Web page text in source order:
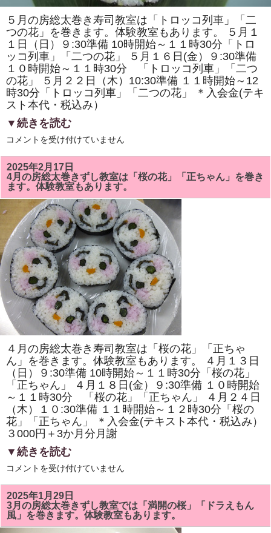
験
教
室
も
あ
り
ま
す。
は
５月の房総太巻き寿司教室は「トロッコ列車」「二
つの花」を巻きます。体験教室もあります。 ５月１
１日（日）９:30準備 10時開始～１１時30分「トロ
ッコ列車」「二つの花」 ５月１６日(金）９:30準備
１０時開始～１１時30分 「トロッコ列車」「二つ
の花」 ５月２２日（木）10:30準備 １１時開始～12
時30分「トロッコ列車」「二つの花」 ＊入会金(テキ
スト本代・税込み）
▼続きを読む
5
の
房
総
太
巻
き
し
室
で
は
「ト
ロ
ッ
コ
列
車」
「二
つ
の
花」
を
巻
き
ま
す。
体
教
室
も
あ
り
す。
コメントを受け付けていません
2025年2月17日
4月の房総太巻きずし教室は「桜の花」「正ちゃん」を巻き
ます。体験教室もあります。
４月の房総太巻き寿司教室は「桜の花」「正ちゃ
ん」を巻きます。体験教室もあります。 ４月１３日
（日）９:30準備 10時開始～１１時30分「桜の花」
「正ちゃん」 ４月１８日(金）９:30準備 １０時開始
～１１時30分 「桜の花」「正ちゃん」 ４月２４日
（木）１０:30準備 １１時開始～１２時30分「桜の
花」「正ちゃん」 ＊入会金(テキスト本代・税込み）
３000円＋3か月分月謝
▼続きを読む
4
の
房
総
太
巻
き
コメントを受け付けていません
2025年1月29日
3月の房総太巻きずし教室では「満開の桜」「ドラえもん
風」を巻きます。体験教室もあります。